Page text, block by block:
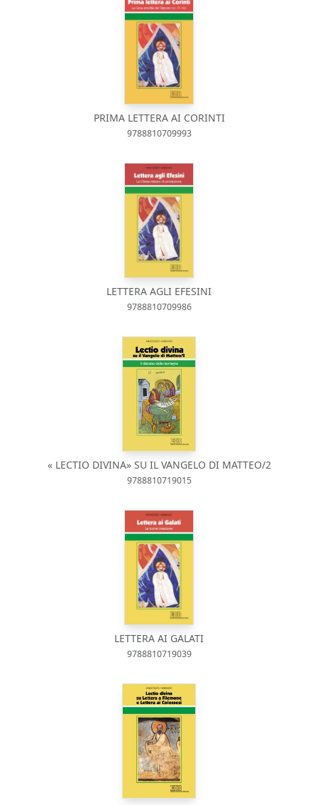
PRIMA LETTERA AI CORINTI
9788810709993
LETTERA AGLI EFESINI
9788810709986
« LECTIO DIVINA» SU IL VANGELO DI MATTEO/2
9788810719015
LETTERA AI GALATI
9788810719039